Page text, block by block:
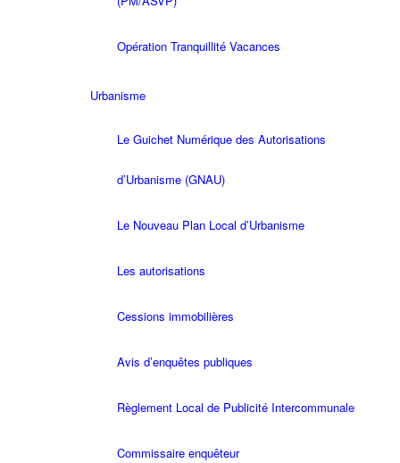
Opération Tranquillité Vacances
Urbanisme
Le Guichet Numérique des Autorisations
d’Urbanisme (GNAU)
Le Nouveau Plan Local d’Urbanisme
Les autorisations
Cessions immobilières
Avis d’enquêtes publiques
Règlement Local de Publicité Intercommunale
Commissaire enquêteur